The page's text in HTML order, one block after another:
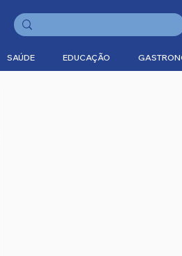
SAÚDE EDUCAÇÃO